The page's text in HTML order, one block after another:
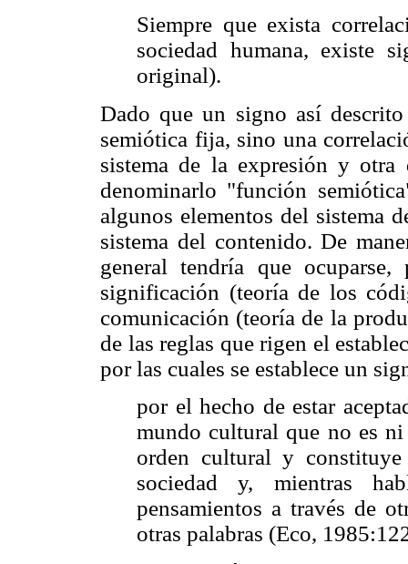
Siempre que exista
sociedad humana, existe
original).
Dado que un signo así
semiótica fija, sino una
sistema de la expresión y otra
denominarlo "función
algunos elementos del sistema
sistema del contenido. De
general tendría que
significación (teoría de los
comunicación (teoría de la
de las reglas que rigen el
por las cuales se establece un
por el hecho de estar
mundo cultural que no es
orden cultural y
sociedad y, mientras
pensamientos a través de
otras palabras (Eco,